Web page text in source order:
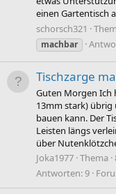
einen Gartentisch
schorsch321
machbar
Tischzarge
Guten Morgen Ich
13mm stark) übrig
bauen kann. Der
Leisten längs
über
Joka1977 Thema
Antworten: 9